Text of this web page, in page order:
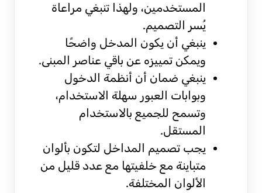
المستخدمين، ولهذا تنبغي مراعاة
يُسر التصميم.
ينبغي أن يكون المدخل واضحًا
ويمكن تمييزه عن باقي عناصر المبنى.
ينبغي ضمان أن أنظمة الدخول
وبوابات العبور سهلة الاستخدام،
وتسمح للجميع بالاستخدام
المستقل.
يجب تصميم المداخل لتكون بألوان
متباينة مع خلفيتها مع عدد قليل من
الألوان المختلفة.